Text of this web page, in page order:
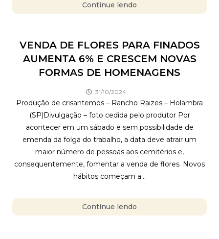
Continue lendo
VENDA DE FLORES PARA FINADOS
AUMENTA 6% E CRESCEM NOVAS
FORMAS DE HOMENAGENS
31/10/2024
Produção de crisantemos – Rancho Raizes – Holambra
(SP)Divulgação – foto cedida pelo produtor Por
acontecer em um sábado e sem possibilidade de
emenda da folga do trabalho, a data deve atrair um
maior número de pessoas aos cemitérios e,
consequentemente, fomentar a venda de flores. Novos
hábitos começam a...
Continue lendo